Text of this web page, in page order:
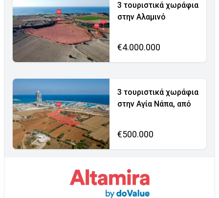
3 τουριστικά χωράφια
στην Αλαμινό
€4.000.000
3 τουριστικά χωράφια
στην Αγία Νάπα, από
€500.000